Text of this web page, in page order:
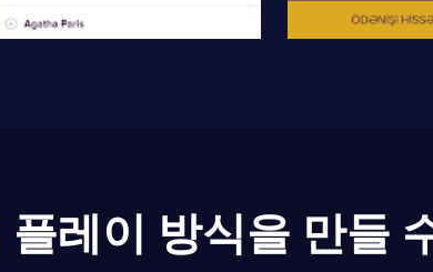
레이 방식을 만들